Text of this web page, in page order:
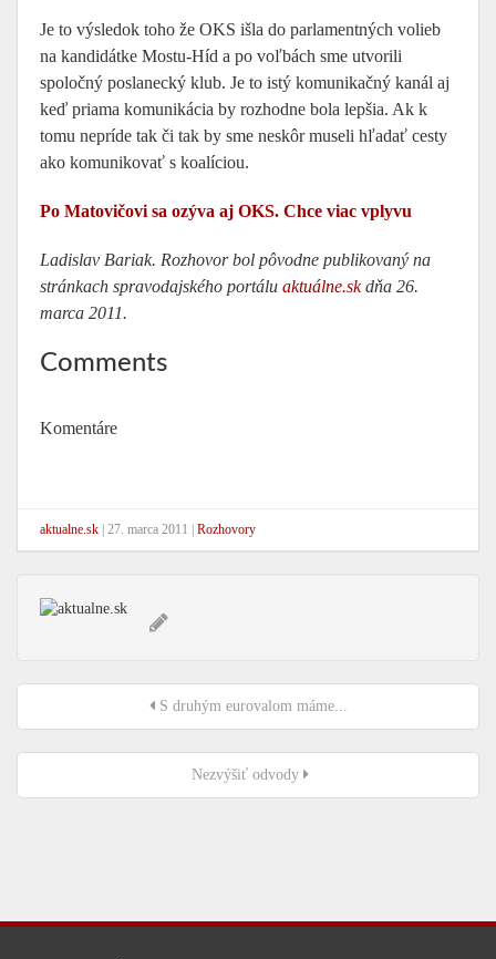
Je to výsledok toho že OKS išla do parlamentných volieb
na kandidátke Mostu-Híd a po voľbách sme utvorili
spoločný poslanecký klub. Je to istý komunikačný kanál aj
keď priama komunikácia by rozhodne bola lepšia. Ak k
tomu nepríde tak či tak by sme neskôr museli hľadať cesty
ako komunikovať s koalíciou.
Po Matovičovi sa ozýva aj OKS. Chce viac vplyvu
Ladislav Bariak. Rozhovor bol pôvodne publikovaný na
stránkach spravodajského portálu aktuálne.skdňa 26.
marca 2011.
Comments
Komentáre
aktualne.sk 27. marca 2011 Rozhovory
S druhým eurovalom máme...
Nezvýšiť odvody